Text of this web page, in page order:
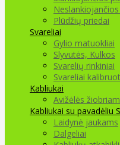
Plūdžių priedai
Svareliai
Gylio matuokliai
Slyvutės, Kulkos
Svarelių rinkiniai
Svareliai
Kabliukai
Avižėlės
Kabliukai su pavadėliu
Laidynė jaukams
Dalgeliai